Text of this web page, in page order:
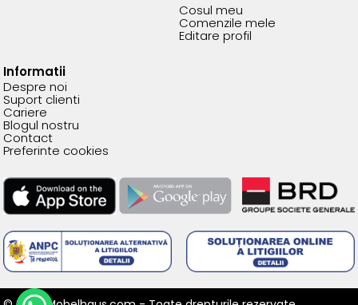
Cosul meu
Comenzile mele
Editare profil
Informatii
Despre noi
Suport clienti
Cariere
Blogul nostru
Contact
Preferinte cookies